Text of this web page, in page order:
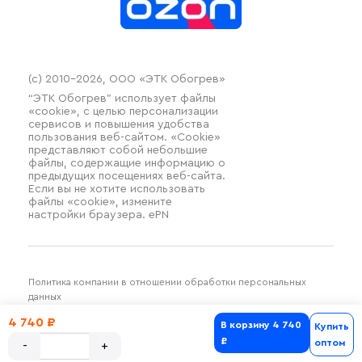
4 740 ₽ В корзину 4 740
₽
Купить
оптом
(c) 2010–2026, ООО «ЭТК Обогрев»
“ЭТК Обогрев” использует файлы
«cookie», с целью персонализации
сервисов и повышения удобства
пользования веб-сайтом. «Cookie»
представляют собой небольшие
файлы, содержащие информацию о
предыдущих посещениях веб-сайта.
Если вы не хотите использовать
файлы «cookie», измените
настройки браузера. ePN
Политика компании в отношении обработки персональных
данных